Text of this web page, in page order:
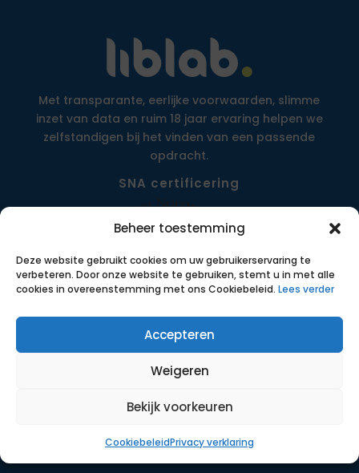
Beheer toestemming
Deze website gebruikt cookies om uw gebruikerservaring te
verbeteren. Door onze website te gebruiken, stemt u in met alle
cookies in overeenstemming met ons Cookiebeleid. Lees verder
Accepteren
Weigeren
Bekijk voorkeuren
CookiebeleidPrivacy verklaring
Met transparante, eerlijke voorwaarden, slimme
inzet van data en ruim 18 jaar ervaring helpen we
zelfstandigen bij het vinden van een passende
opdracht.
SNA certificering
Opdrachten
Werkwijze
Contact